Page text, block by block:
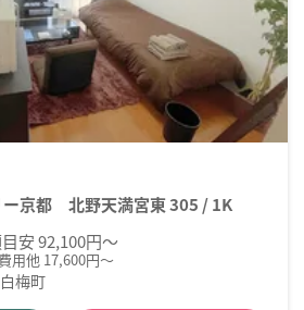
ー京都 北野天満宮東 305 / 1K
安 92,100円～
用他 17,600円～
梅町